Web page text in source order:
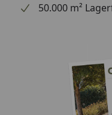
50.000 m²